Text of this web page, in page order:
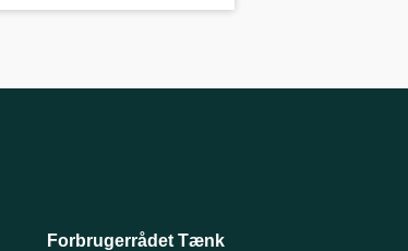
Forbrugerrådet Tænk